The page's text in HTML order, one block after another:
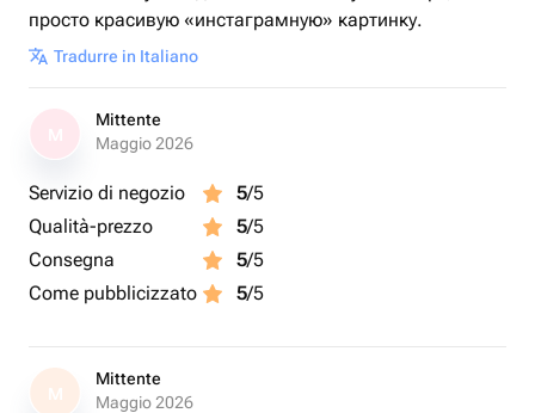
просто красивую «инстаграмную» картинку.
Tradurre in Italiano
Mittente
Maggio 2026
Servizio di negozio 5/5
Qualità-prezzo
5/5
Consegna
5/5
Come pubblicizzato
5/5
M
Mittente
Maggio 2026